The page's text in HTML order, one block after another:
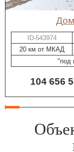
ID-543974
20 км от МКАД
"под
104 656